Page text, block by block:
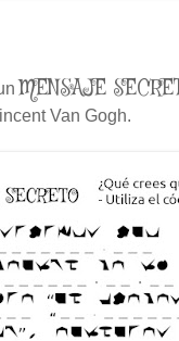
MENSAJE
Van Gogh.